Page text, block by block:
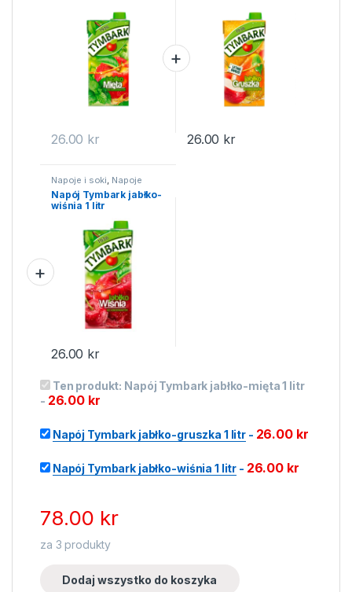
26.00 kr 26.00 kr
Napoje i soki, Napoje
Napój Tymbark jabłko-
wiśnia 1 litr
26.00 kr
Ten produkt: Napój Tymbark jabłko-mięta 1 litr
- 26.00 kr
Napój Tymbark jabłko-gruszka 1 litr- 26.00 kr
Napój Tymbark jabłko-wiśnia 1 litr - 26.00 kr
78.00 kr
za 3 produkty
Dodaj wszystko do koszyka